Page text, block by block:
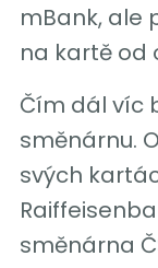
mBank, ale
na kartě od
Čím dál víc
směnárnu.
svých
směnárna